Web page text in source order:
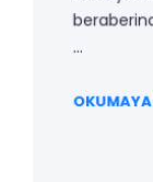
...